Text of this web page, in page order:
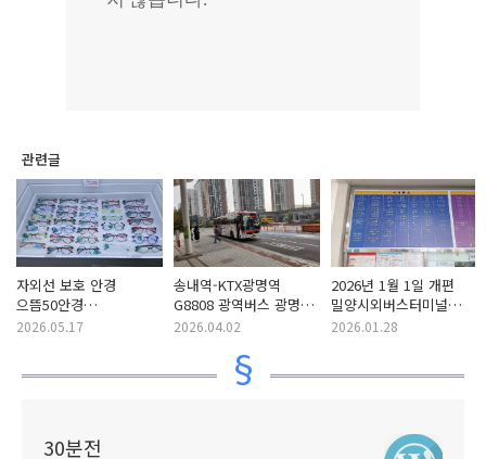
관련글
자외선 보호 안경
으뜸50안경
송내로데오점 (부천
2026.05.17
송내역-KTX광명역
G8808 광역버스 광명역
막차 시간 (2026년 4월
2026.04.02
2026년 1월 1일 개편
밀양시외버스터미널
시간표 및 요금 정보
2026.01.28
30분전